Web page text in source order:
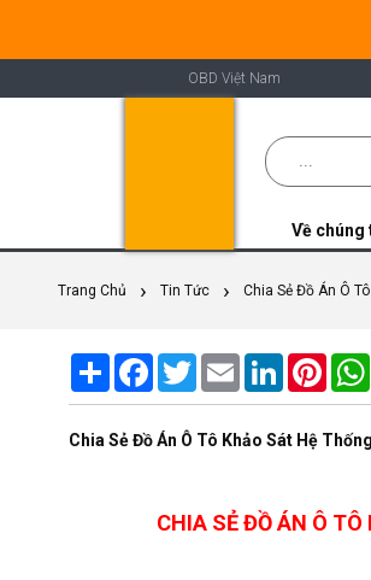
OBD Việt Nam
Về chúng
Trang Chủ Tin Tức Chia Sẻ Đồ Án Ô
Share Facebook
TwitterEmail LinkedIn
Chia Sẻ Đồ Án Ô Tô Khảo Sát Hệ
CHIA SẺ ĐỒ ÁN Ô